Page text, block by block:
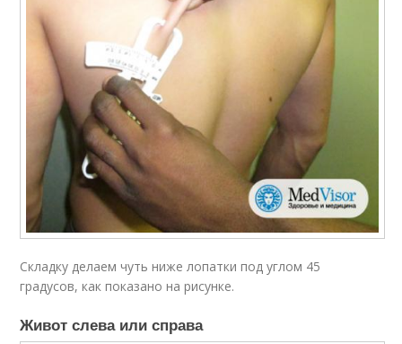
Складку делаем чуть ниже лопатки под углом 45
градусов, как показано на рисунке.
Живот слева или справа